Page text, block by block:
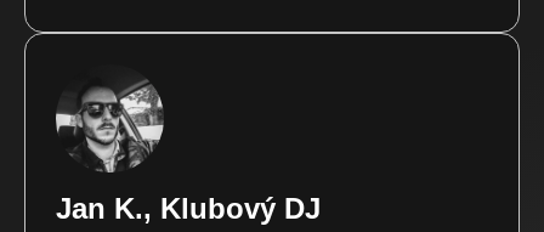
Jan K., Klubový DJ